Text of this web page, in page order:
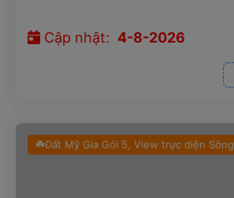
Cập nhật: 4-8-2026
☘️Đất Mỹ Gia Gói 5, View trực diện Sông